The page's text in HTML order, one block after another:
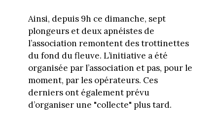
Ainsi, depuis 9h ce dimanche, sept
plongeurs et deux apnéistes de
l’association remontent des trottinettes
du fond du fleuve. L’initiative a été
organisée par l’association et pas, pour le
moment, par les opérateurs. Ces
derniers ont également prévu
d’organiser une "collecte" plus tard.